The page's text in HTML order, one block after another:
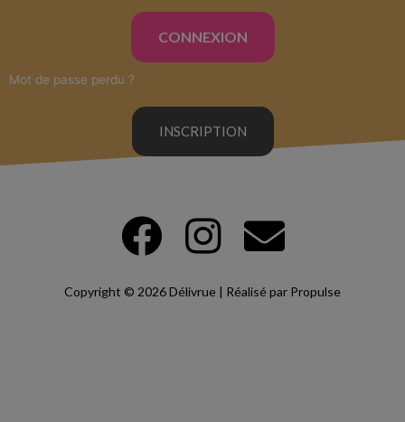
CONNEXION
Mot de passe perdu ?
INSCRIPTION
Copyright © 2026 Délivrue | Réalisé par Propulse